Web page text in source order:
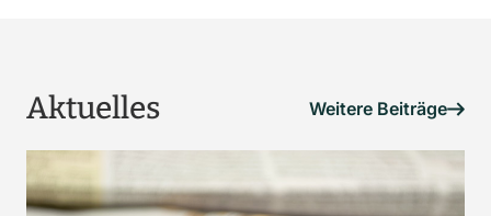
Aktuelles Weitere Beiträge